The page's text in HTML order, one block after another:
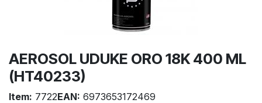
AEROSOL UDUKE ORO 18K 400 ML
(HT40233)
Item: 7722EAN: 6973653172469